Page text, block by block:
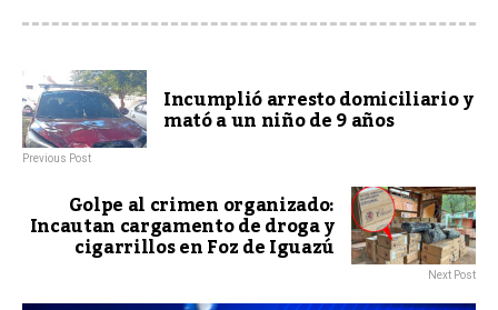
Incumplió arresto domiciliario y
mató a un niño de 9 años
Previous Post
Golpe al crimen organizado:
Incautan cargamento de droga y
cigarrillos en Foz de Iguazú
Next Post